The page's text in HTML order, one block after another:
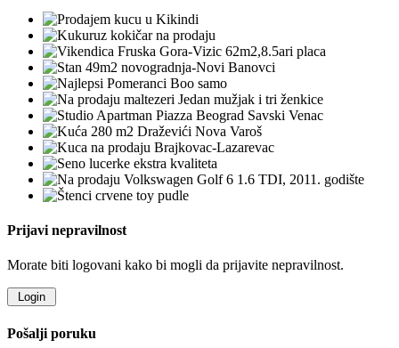
Prijavi nepravilnost
Morate biti logovani kako bi mogli da prijavite nepravilnost.
Pošalji poruku